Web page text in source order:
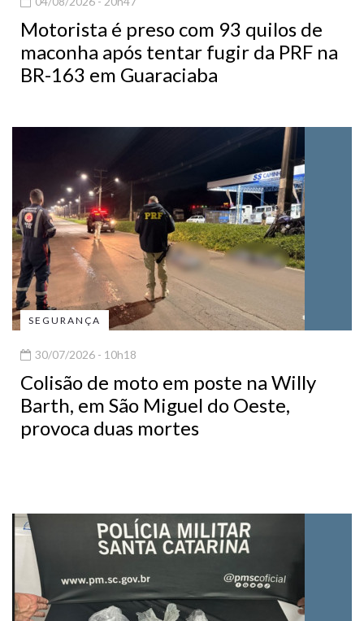
Motorista é preso com 93 quilos de
maconha após tentar fugir da PRF na
BR-163 em Guaraciaba
SEGURANÇA
30/07/2026 - 10h18
Colisão de moto em poste na Willy
Barth, em São Miguel do Oeste,
provoca duas mortes